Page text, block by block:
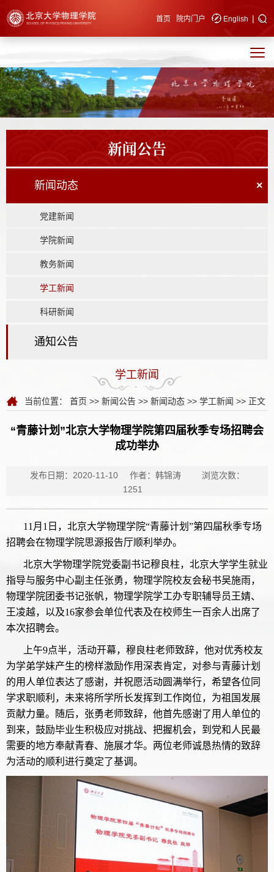
快速导航 首页 院内门户 English |
新闻公告
新闻动态 ×
党建新闻
学院新闻
教务新闻
学工新闻
科研新闻
通知公告
学工新闻
当前位置： 首页 >> 新闻公告 >> 新闻动态 >> 学工新闻 >> 正文
“青藤计划”北京大学物理学院第四届秋季专场招聘会
成功举办
发布日期：2020-11-10 作者：韩锦涛
浏览次数：
1251
11月1日，北京大学物理学院“青藤计划”第四届秋季专场
招聘会在物理学院思源报告厅顺利举办。
北京大学物理学院党委副书记穆良柱，北京大学学生就业
指导与服务中心副主任张勇，物理学院校友会秘书吴施雨，
物理学院团委书记张帆，物理学院学工办专职辅导员王婧、
王凌越，以及16家参会单位代表及在校师生一百余人出席了
本次招聘会。
上午9点半，活动开幕，穆良柱老师致辞，他对优秀校友
为学弟学妹产生的榜样激励作用深表肯定，对参与青藤计划
的用人单位表达了感谢，并祝愿活动圆满举行，希望各位同
学求职顺利，未来将所学所长发挥到工作岗位，为祖国发展
贡献力量。随后，张勇老师致辞，他首先感谢了用人单位的
到来，鼓励毕业生积极应对挑战、把握机会，到党和人民最
需要的地方奉献青春、施展才华。两位老师诚恳热情的致辞
为活动的顺利进行奠定了基调。